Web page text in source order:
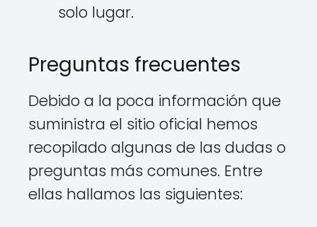
solo lugar.
Preguntas frecuentes
Debido a la poca información que
suministra el sitio oficial hemos
recopilado algunas de las dudas o
preguntas más comunes. Entre
ellas hallamos las siguientes: